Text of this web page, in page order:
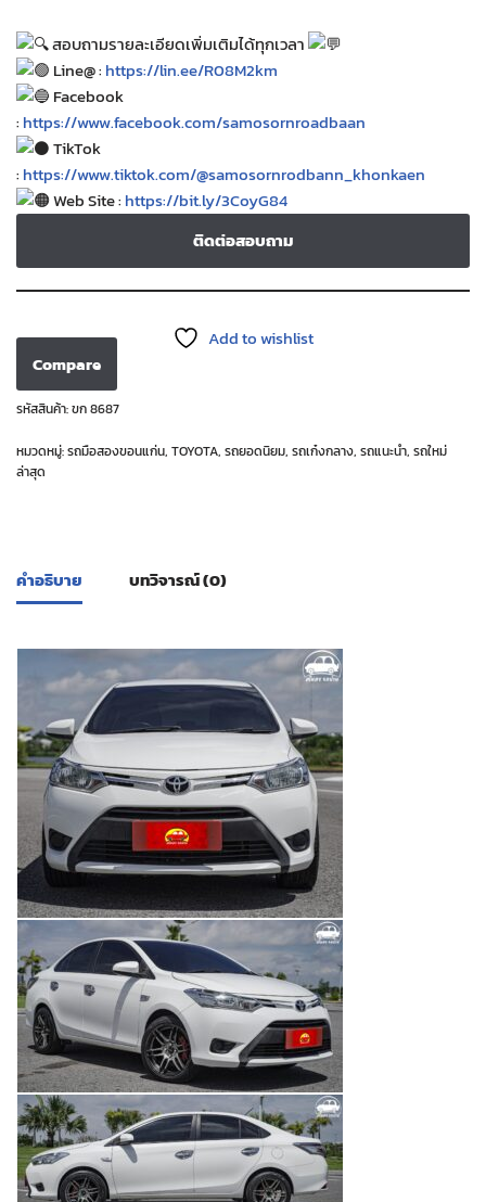
สอบถามรายละเอียดเพิ่มเติมได้ทุกเวลา
Line@ : https://lin.ee/R08M2km
Facebook
: https://www.facebook.com/samosornroadbaan
TikTok
: https://www.tiktok.com/@samosornrodbann_khonkaen
Web Site : https://bit.ly/3CoyG84
ติดต่อสอบถาม
Add to wishlist
Compare
รหัสสินค้า:ขก 8687
หมวดหมู่:รถมือสองขอนแก่น, TOYOTA, รถยอดนิยม, รถเก๋งกลาง, รถแนะนำ, รถใหม่
ล่าสุด
คำอธิบาย บทวิจารณ์ (0)